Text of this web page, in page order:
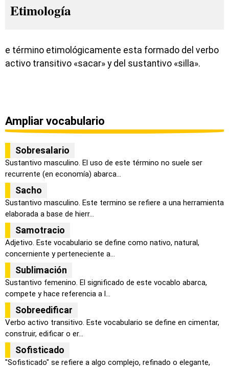
Etimología
e término etimológicamente esta formado del verbo
activo transitivo «sacar» y del sustantivo «silla».
Ampliar vocabulario
Sobresalario
Sustantivo masculino. El uso de este término no suele ser
recurrente (en economía) abarca...
Sacho
Sustantivo masculino. Este termino se refiere a una herramienta
elaborada a base de hierr...
Samotracio
Adjetivo. Este vocabulario se define como nativo, natural,
concerniente y perteneciente a...
Sublimación
Sustantivo femenino. El significado de este vocablo abarca,
compete y hace referencia a l...
Sobreedificar
Verbo activo transitivo. Este vocabulario se define en cimentar,
construir, edificar o er...
Sofisticado
"Sofisticado" se refiere a algo complejo, refinado o elegante,